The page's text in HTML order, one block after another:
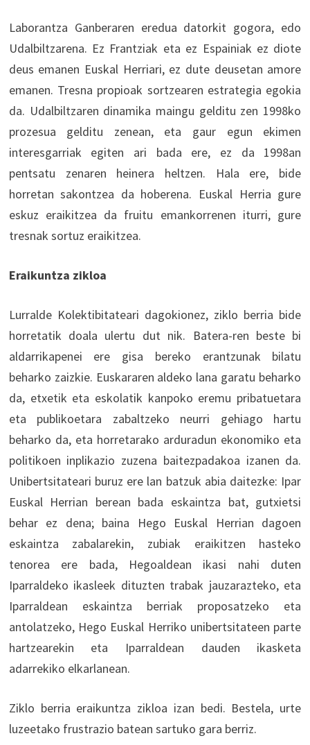
Laborantza Ganberaren eredua datorkit gogora, edo
Udalbiltzarena. Ez Frantziak eta ez Espainiak ez diote
deus emanen Euskal Herriari, ez dute deusetan amore
emanen. Tresna propioak sortzearen estrategia egokia
da. Udalbiltzaren dinamika maingu gelditu zen 1998ko
prozesua gelditu zenean, eta gaur egun ekimen
interesgarriak egiten ari bada ere, ez da 1998an
pentsatu zenaren heinera heltzen. Hala ere, bide
horretan sakontzea da hoberena. Euskal Herria gure
eskuz eraikitzea da fruitu emankorrenen iturri, gure
tresnak sortuz eraikitzea.
Eraikuntza zikloa
Lurralde Kolektibitateari dagokionez, ziklo berria bide
horretatik doala ulertu dut nik. Batera-ren beste bi
aldarrikapenei ere gisa bereko erantzunak bilatu
beharko zaizkie. Euskararen aldeko lana garatu beharko
da, etxetik eta eskolatik kanpoko eremu pribatuetara
eta publikoetara zabaltzeko neurri gehiago hartu
beharko da, eta horretarako arduradun ekonomiko eta
politikoen inplikazio zuzena baitezpadakoa izanen da.
Unibertsitateari buruz ere lan batzuk abia daitezke: Ipar
Euskal Herrian berean bada eskaintza bat, gutxietsi
behar ez dena; baina Hego Euskal Herrian dagoen
eskaintza zabalarekin, zubiak eraikitzen hasteko
tenorea ere bada, Hegoaldean ikasi nahi duten
Iparraldeko ikasleek dituzten trabak jauzarazteko, eta
Iparraldean eskaintza berriak proposatzeko eta
antolatzeko, Hego Euskal Herriko unibertsitateen parte
hartzearekin eta Iparraldean dauden ikasketa
adarrekiko elkarlanean.
Ziklo berria eraikuntza zikloa izan bedi. Bestela, urte
luzeetako frustrazio batean sartuko gara berriz.